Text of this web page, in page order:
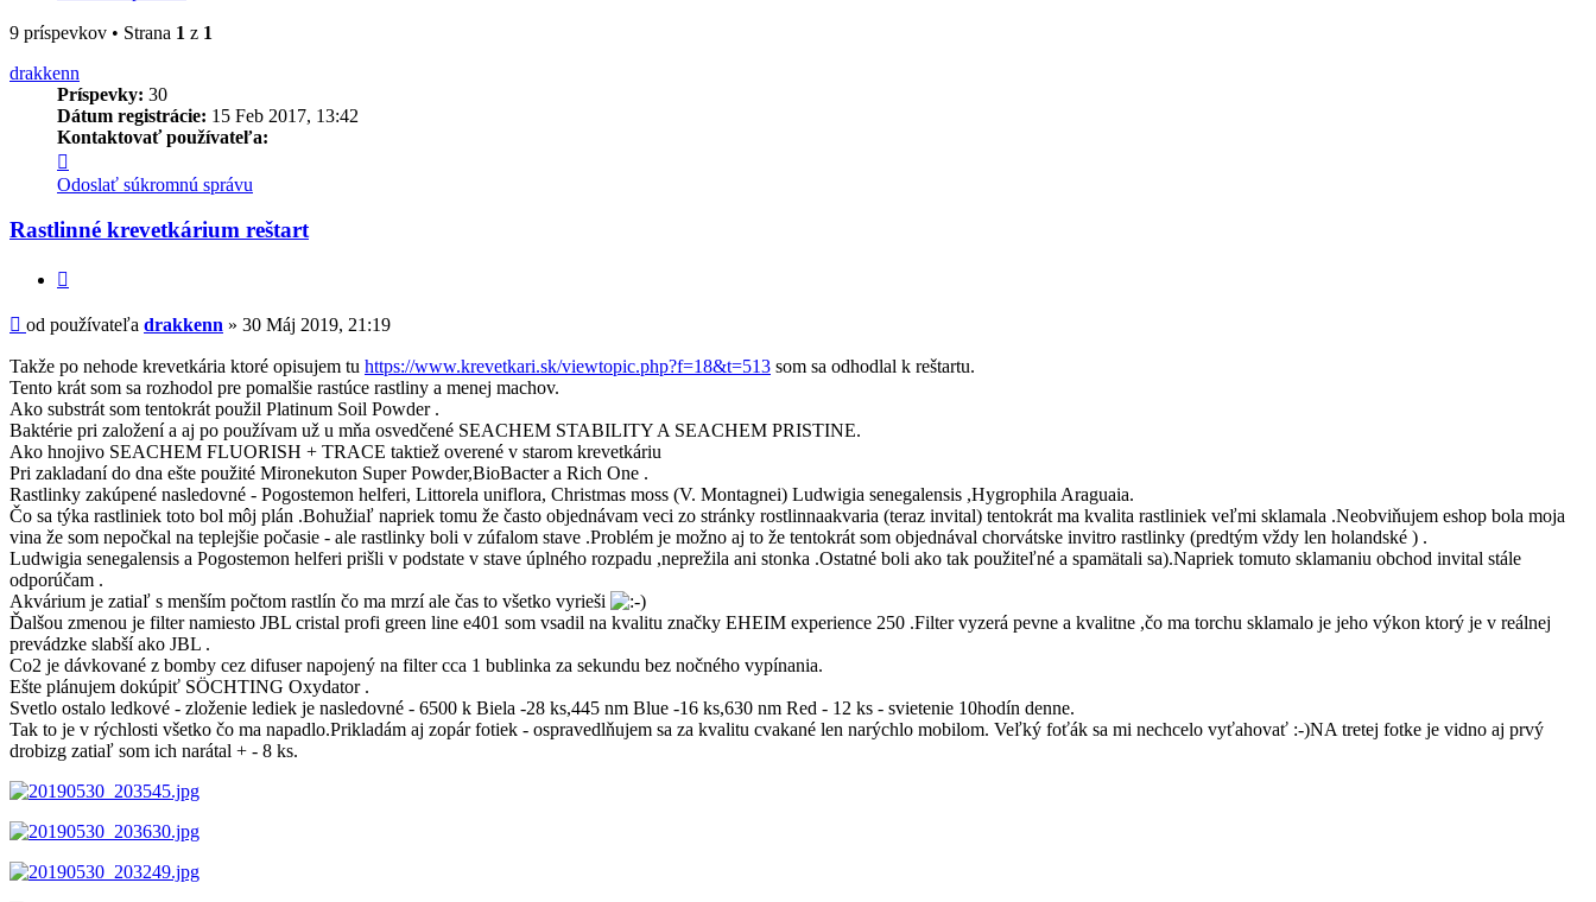
9 príspevkov • Strana 1 z 1
drakkenn
Príspevky: 30
Dátum registrácie: 15 Feb 2017, 13:42
Kontaktovať používateľa:
informácie
používateľa
drakkenn
Odoslať súkromnú správu
Rastlinné krevetkárium reštart
Príspevok
od používateľa drakkenn » 30 Máj 2019, 21:19
Takže po nehode krevetkária ktoré opisujem tu https://www.krevetkari.sk/viewtopic.php?f=18&t=513 som sa odhodlal k reštartu.
Tento krát som sa rozhodol pre pomalšie rastúce rastliny a menej machov.
Ako substrát som tentokrát použil Platinum Soil Powder .
Baktérie pri založení a aj po používam už u mňa osvedčené SEACHEM STABILITY A SEACHEM PRISTINE.
Ako hnojivo SEACHEM FLUORISH + TRACE taktiež overené v starom krevetkáriu
Pri zakladaní do dna ešte použité Mironekuton Super Powder,BioBacter a Rich One .
Rastlinky zakúpené nasledovné - Pogostemon helferi, Littorela uniflora, Christmas moss (V. Montagnei) Ludwigia senegalensis ,Hygrophila Araguaia.
Čo sa týka rastliniek toto bol môj plán .Bohužiaľ napriek tomu že často objednávam veci zo stránky rostlinnaakvaria (teraz invital) tentokrát ma kvalita rastliniek veľmi sklamala .Neobviňujem eshop bola moja
vina že som nepočkal na teplejšie počasie - ale rastlinky boli v zúfalom stave .Problém je možno aj to že tentokrát som objednával chorvátske invitro rastlinky (predtým vždy len holandské ) .
Ludwigia senegalensis a Pogostemon helferi prišli v podstate v stave úplného rozpadu ,neprežila ani stonka .Ostatné boli ako tak použiteľné a spamätali sa).Napriek tomuto sklamaniu obchod invital stále
odporúčam .
Akvárium je zatiaľ s menším počtom rastlín čo ma mrzí ale čas to všetko vyrieši
Ďalšou zmenou je filter namiesto JBL cristal profi green line e401 som vsadil na kvalitu značky EHEIM experience 250 .Filter vyzerá pevne a kvalitne ,čo ma torchu sklamalo je jeho výkon ktorý je v reálnej
prevádzke slabší ako JBL .
Co2 je dávkované z bomby cez difuser napojený na filter cca 1 bublinka za sekundu bez nočného vypínania.
Ešte plánujem dokúpiť SÖCHTING Oxydator .
Svetlo ostalo ledkové - zloženie lediek je nasledovné - 6500 k Biela -28 ks,445 nm Blue -16 ks,630 nm Red - 12 ks - svietenie 10hodín denne.
Tak to je v rýchlosti všetko čo ma napadlo.Prikladám aj zopár fotiek - ospravedlňujem sa za kvalitu cvakané len narýchlo mobilom. Veľký foťák sa mi nechcelo vyťahovať :-)NA tretej fotke je vidno aj prvý
drobizg zatiaľ som ich narátal + - 8 ks.